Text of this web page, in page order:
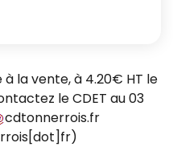
la vente, à 4.20€ HT le
le CDET au 03
cdtonnerrois.fr